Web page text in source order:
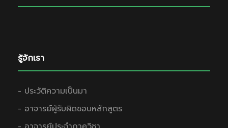
รู้จักเรา
- ประวัติความเป็นมา
- อาจารย์ผู้รับผิดชอบหลักสูตร